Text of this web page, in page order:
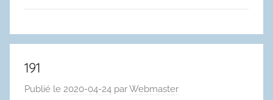
191
Publié le 2020-04-24 parWebmaster